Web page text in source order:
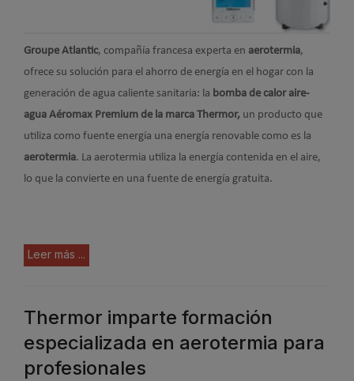
Groupe Atlantic, compañía francesa experta en aerotermia,
ofrece su solución para el ahorro de energía en el hogar con la
generación de agua caliente sanitaria: la bomba de calor aire-
agua Aéromax Premium de la marca Thermor, un producto que
utiliza como fuente energía una energía renovable como es la
aerotermia. La aerotermia utiliza la energía contenida en el aire,
lo que la convierte en una fuente de energía gratuita.
Leer más ...
Thermor imparte formación
especializada en aerotermia para
profesionales